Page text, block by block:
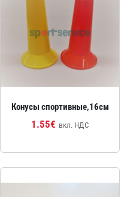
Конусы спортивные,16см
1.55€ вкл. НДС